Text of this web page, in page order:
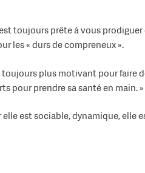
toujours prête à vous prodiguer
les « durs de compreneux ».
plus motivant pour faire
pour prendre sa santé en main. »
est sociable, dynamique, elle